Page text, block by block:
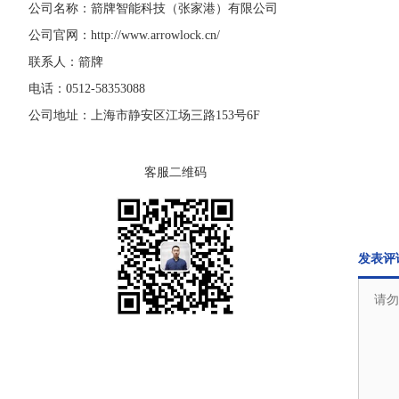
公司名称：箭牌智能科技（张家港）有限公司
公司官网： http://www.arrowlock.cn/
联系人：箭牌
电话：0512-58353088
公司地址：上海市静安区江场三路153号6F
客服二维码
发表评